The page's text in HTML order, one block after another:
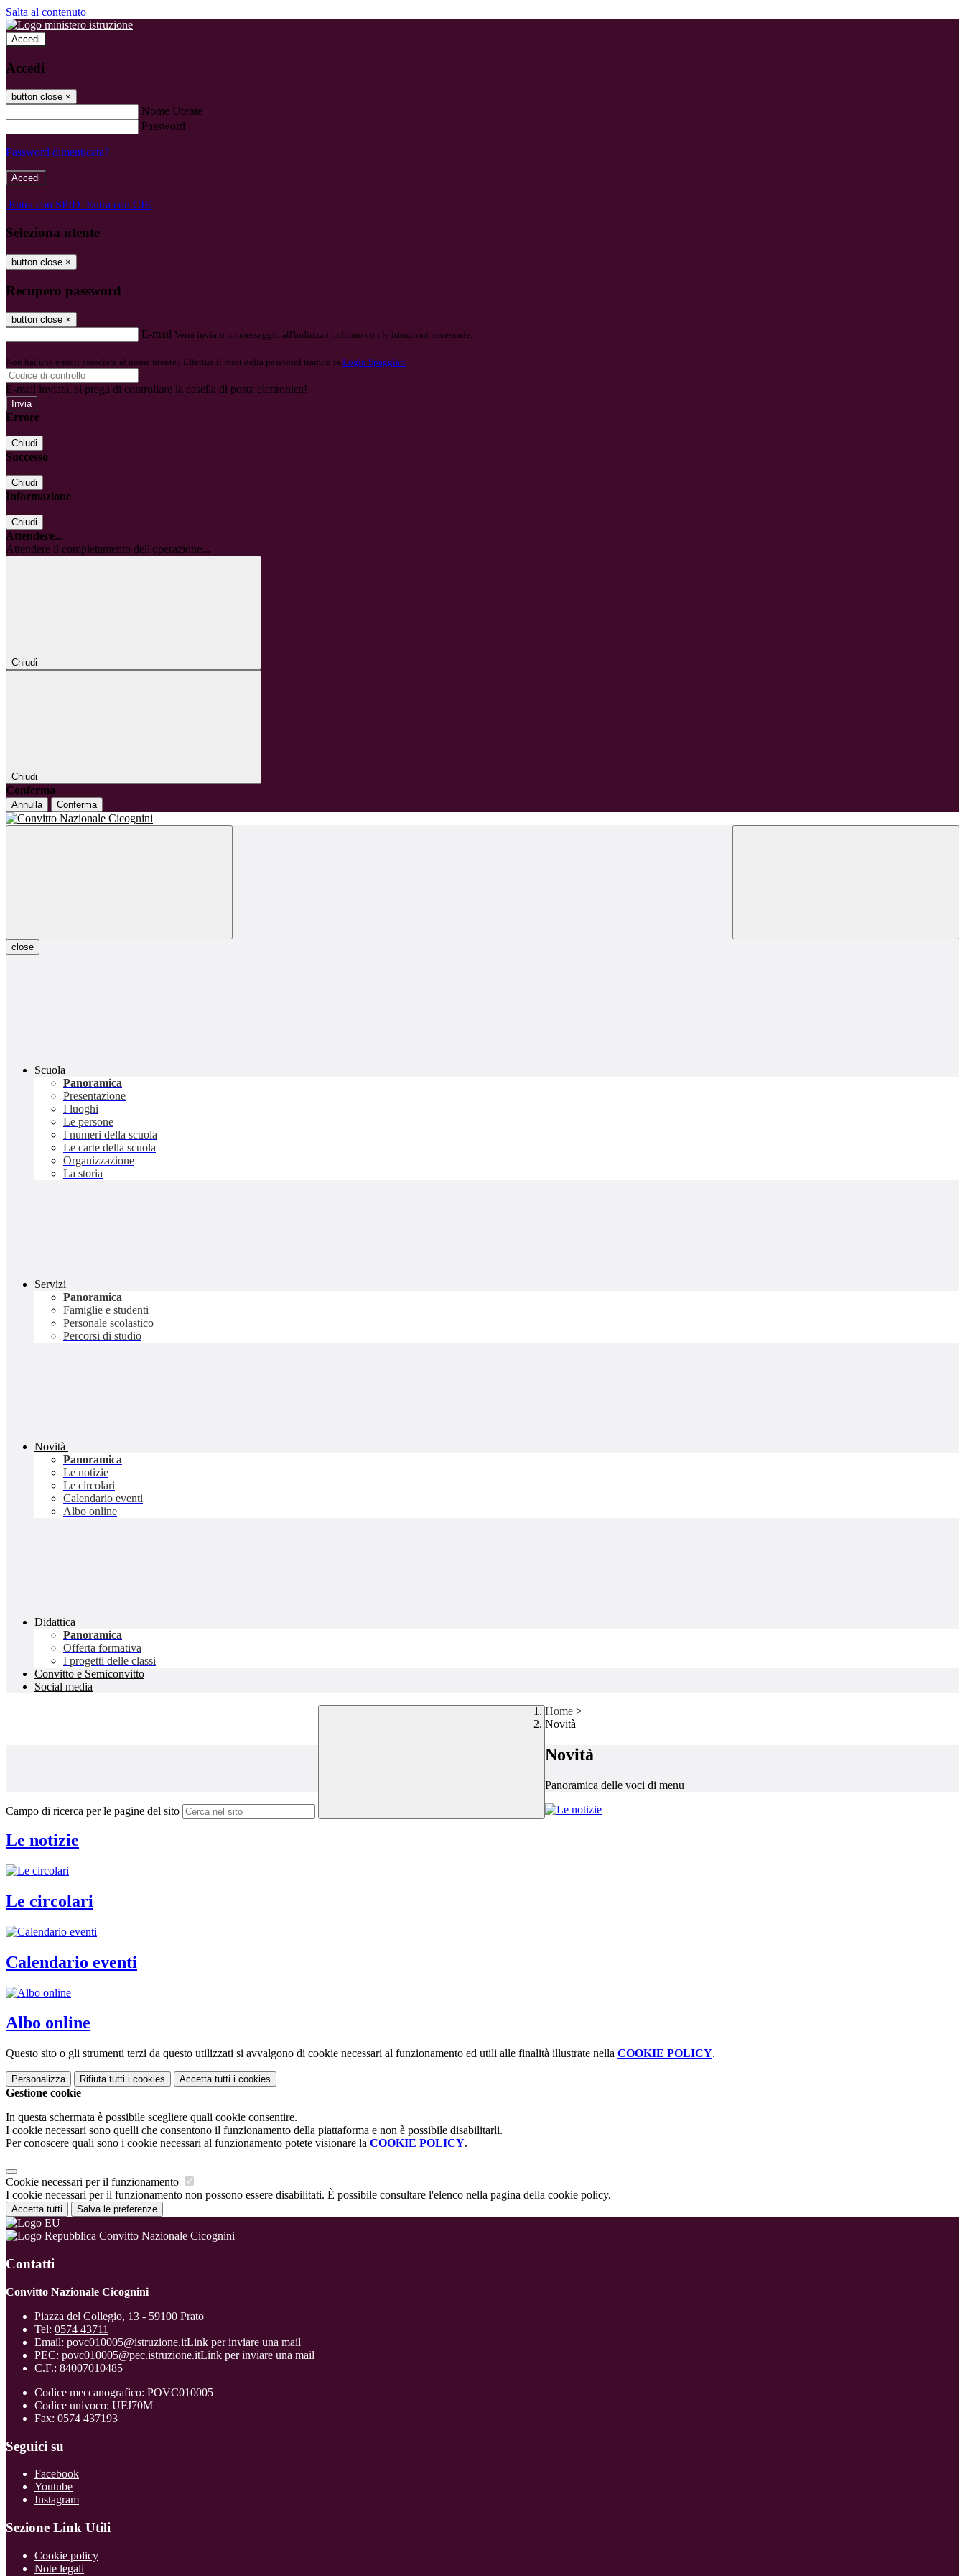
Salta al contenuto
Accedi
Accedi
button close ×
Nome Utente
Password
Password dimenticata?
-
Entra con SPID Entra con CIE
Seleziona utente
button close ×
Recupero password
button close ×
E-mail Verrà inviato un messaggio all'indirizzo indicato con le istruzioni necessarie.
Non hai una e-mail associata al nome utente? Effettua il reset della password tramite la Login Spaggiari
E-mail inviata, si prega di controllare la casella di posta elettronica!
Errore
Chiudi
Successo
Chiudi
Informazione
Chiudi
Attendere...
Attendere il completamento dell'operazione...
Chiudi
Chiudi
Conferma
Annulla Conferma
close
Scuola
Panoramica
Presentazione
I luoghi
Le persone
I numeri della scuola
Le carte della scuola
Organizzazione
La storia
Servizi
Panoramica
Famiglie e studenti
Personale scolastico
Percorsi di studio
Novità
Panoramica
Le notizie
Le circolari
Calendario eventi
Albo online
Didattica
Panoramica
Offerta formativa
I progetti delle classi
Convitto e Semiconvitto
Social media
Campo di ricerca per le pagine del sito
Home >
Novità
Novità
Panoramica delle voci di menu
Le notizie
Le circolari
Calendario eventi
Albo online
Questo sito o gli strumenti terzi da questo utilizzati si avvalgono di cookie necessari al funzionamento ed utili alle finalità illustrate nella COOKIE POLICY.
Personalizza Rifiuta tutti i cookies Accetta tutti i cookies
Gestione cookie
In questa schermata è possibile scegliere quali cookie consentire.
I cookie necessari sono quelli che consentono il funzionamento della piattaforma e non è possibile disabilitarli.
Per conoscere quali sono i cookie necessari al funzionamento potete visionare la COOKIE POLICY.
Cookie necessari per il funzionamento
I cookie necessari per il funzionamento non possono essere disabilitati. È possibile consultare l'elenco nella pagina della cookie policy.
Accetta tutti Salva le preferenze
Convitto Nazionale Cicognini
Contatti
Convitto Nazionale Cicognini
Piazza del Collegio, 13 - 59100 Prato
Tel: 0574 43711
Email: povc010005@istruzione.itLink per inviare una mail
PEC: povc010005@pec.istruzione.itLink per inviare una mail
C.F.: 84007010485
Codice meccanografico: POVC010005
Codice univoco: UFJ70M
Fax: 0574 437193
Seguici su
Facebook
Youtube
Instagram
Sezione Link Utili
Cookie policy
Note legali